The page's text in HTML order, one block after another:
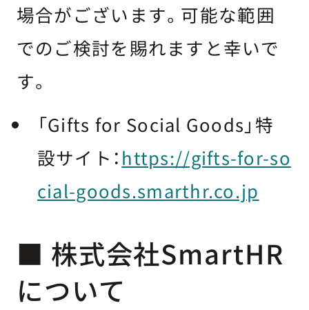
場合がございます。可能な範囲
でのご検討を賜れますと幸いで
す。
「Gifts for Social Goods」特
設サイト：https://gifts-for-so
cial-goods.smarthr.co.jp
■ 株式会社SmartHR
について